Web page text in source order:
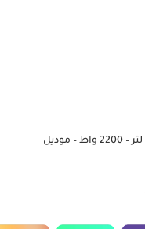
مكنسة كرفت برميل 23 لتر – 2200 واط – موديل